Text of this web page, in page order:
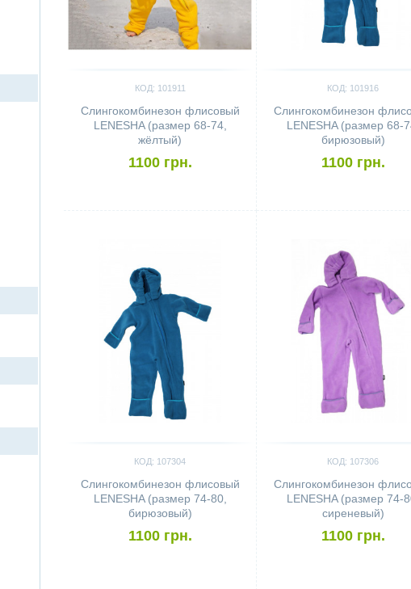
КОД: 101911
Слингокомбинезон флисовый
LENESHA (размер 68-74,
жёлтый)
1100 грн.
КОД: 101916
Слингокомбинезон
LENESHA (размер 68-
бирюзовый)
1100 грн.
КОД: 107304
Слингокомбинезон флисовый
LENESHA (размер 74-80,
бирюзовый)
1100 грн.
КОД: 107306
Слингокомбинезон
LENESHA (размер 74-
сиреневый)
1100 грн.